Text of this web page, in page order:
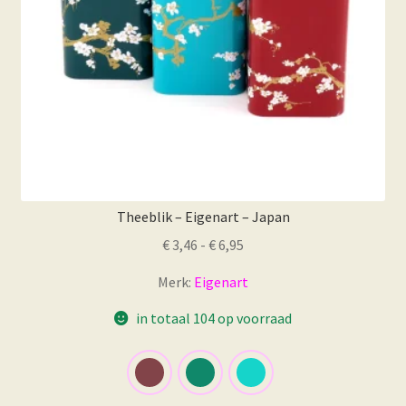
Theeblik – Eigenart – Japan
€ 3,46 - €6,95
tot
Merk: Eigenart
in totaal 104 op voorraad